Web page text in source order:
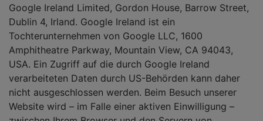
Google Ireland Limited, Gordon House, Barrow Street,
Dublin 4, Irland. Google Ireland ist ein
Tochterunternehmen von Google LLC, 1600
Amphitheatre Parkway, Mountain View, CA 94043,
USA. Ein Zugriff auf die durch Google Ireland
verarbeiteten Daten durch US-Behörden kann daher
nicht ausgeschlossen werden. Beim Besuch unserer
Website wird – im Falle einer aktiven Einwilligung –